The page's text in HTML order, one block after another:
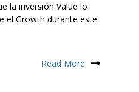
la inversión Value lo
el Growth durante este
Read More